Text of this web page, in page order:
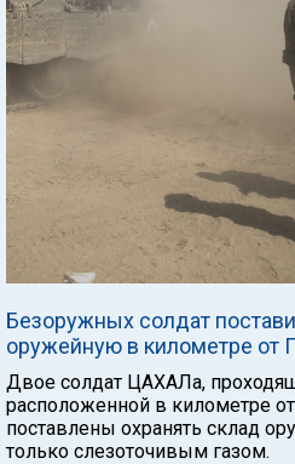
Безоружных солдат
оружейную в километре от
Двое солдат ЦАХАЛа,
расположенной в километре
поставлены охранять склад
только слезоточивым газом.